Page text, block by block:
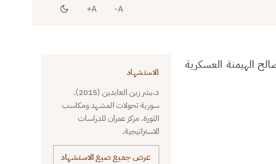
A-
A+
الهيمنة العسكرية
الاستشهاد
د.بشر زين العابدين (2015).
سورية تحولات المشهد ومكاسب
الثورة. مركز عمران للدراسات
الاستراتيجية.
عرض جميع صيغ الاستشهاد